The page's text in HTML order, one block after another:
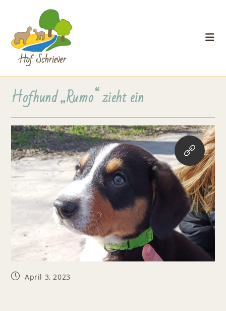
Hofhund „Rumo“ zieht ein
April 3, 2023